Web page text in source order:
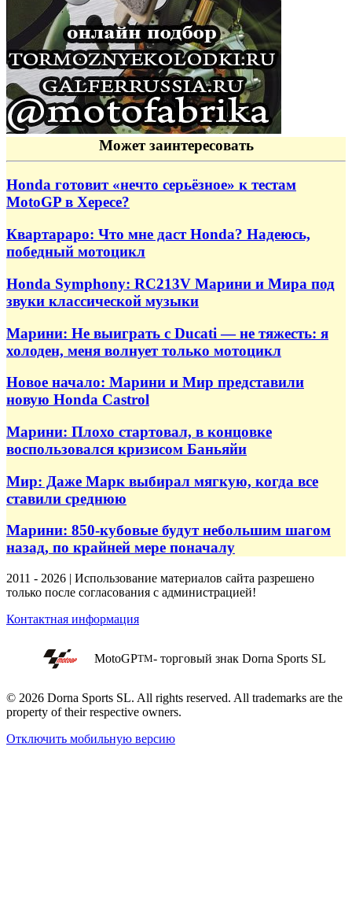
Может заинтересовать
Honda готовит «нечто серьёзное» к тестам
MotoGP в Хересе?
Квартараро: Что мне даст Honda? Надеюсь,
победный мотоцикл
Honda Symphony: RC213V Марини и Мира под
звуки классической музыки
Марини: Не выиграть с Ducati — не тяжесть: я
холоден, меня волнует только мотоцикл
Новое начало: Марини и Мир представили
новую Honda Castrol
Марини: Плохо стартовал, в концовке
воспользовался кризисом Баньяйи
Мир: Даже Марк выбирал мягкую, когда все
ставили среднюю
Марини: 850-кубовые будут небольшим шагом
назад, по крайней мере поначалу
2011 - 2026 | Использование материалов сайта разрешено
только после согласования с администрацией!
Контактная информация
MotoGPTM- торговый знак Dorna Sports SL
© 2026 Dorna Sports SL. All rights reserved. All trademarks are the
property of their respective owners.
Отключить мобильную версию